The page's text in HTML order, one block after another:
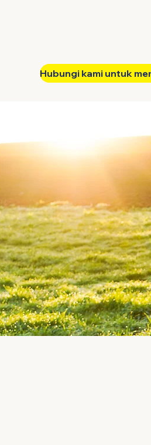
Hubungi kami untuk